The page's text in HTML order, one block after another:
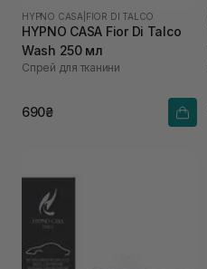
HYPNO CASA FIOR DI TALCO
HYPNO CASA Fior Di Talco
Wash 250 мл
Спрей для тканини
690₴